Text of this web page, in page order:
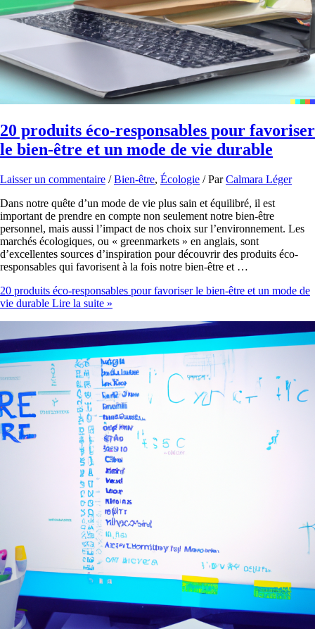
20 produits éco-responsables pour favoriser
le bien-être et un mode de vie durable
Laisser un commentaire /Bien-être, Écologie / ParCalmara Léger
Dans notre quête d’un mode de vie plus sain et équilibré, il est
important de prendre en compte non seulement notre bien-être
personnel, mais aussi l’impact de nos choix sur l’environnement. Les
marchés écologiques, ou « greenmarkets » en anglais, sont
d’excellentes sources d’inspiration pour découvrir des produits éco-
responsables qui favorisent à la fois notre bien-être et …
20 produits éco-responsables pour favoriser le bien-être et un mode de
vie durable Lire la suite »